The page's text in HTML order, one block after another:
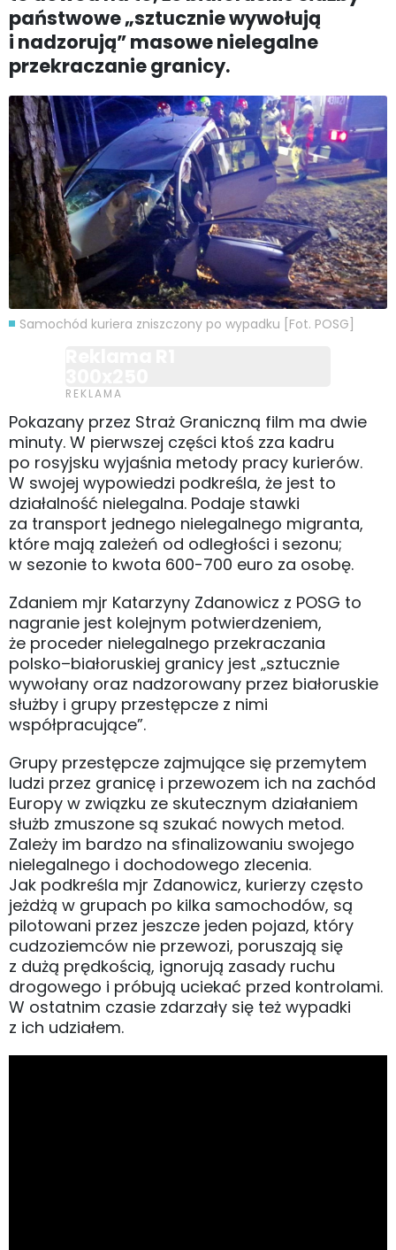
państwowe „sztucznie wywołują
i nadzorują” masowe nielegalne
przekraczanie granicy.
Samochód kuriera zniszczony po wypadku [Fot. POSG]
Pokazany przez Straż Graniczną film ma dwie
minuty. W pierwszej części ktoś zza kadru
po rosyjsku wyjaśnia metody pracy kurierów.
W swojej wypowiedzi podkreśla, że jest to
działalność nielegalna. Podaje stawki
za transport jednego nielegalnego migranta,
które mają zależeń od odległości i sezonu;
w sezonie to kwota 600-700 euro za osobę.
Zdaniem mjr Katarzyny Zdanowicz z POSG to
nagranie jest kolejnym potwierdzeniem,
że proceder nielegalnego przekraczania
polsko–białoruskiej granicy jest „sztucznie
wywołany oraz nadzorowany przez białoruskie
służby i grupy przestępcze z nimi
współpracujące”.
Grupy przestępcze zajmujące się przemytem
ludzi przez granicę i przewozem ich na zachód
Europy w związku ze skutecznym działaniem
służb zmuszone są szukać nowych metod.
Zależy im bardzo na sfinalizowaniu swojego
nielegalnego i dochodowego zlecenia.
Jak podkreśla mjr Zdanowicz, kurierzy często
jeżdżą w grupach po kilka samochodów, są
pilotowani przez jeszcze jeden pojazd, który
cudzoziemców nie przewozi, poruszają się
z dużą prędkością, ignorują zasady ruchu
drogowego i próbują uciekać przed kontrolami.
W ostatnim czasie zdarzały się też wypadki
z ich udziałem.